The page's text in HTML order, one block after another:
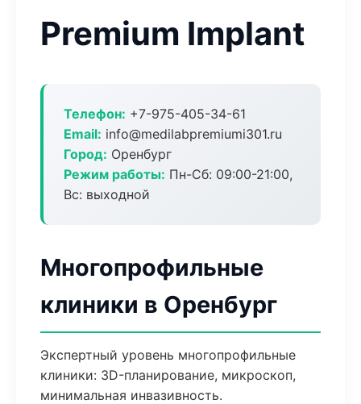
Premium Implant
Телефон: +7-975-405-34-61
Email: info@medilabpremiumi301.ru
Город: Оренбург
Режим работы: Пн-Сб: 09:00-21:00,
Вс: выходной
Многопрофильные
клиники в Оренбург
Экспертный уровень многопрофильные
клиники: 3D-планирование, микроскоп,
минимальная инвазивность.